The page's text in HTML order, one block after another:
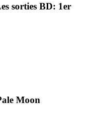
sorties BD: 1er
Moon